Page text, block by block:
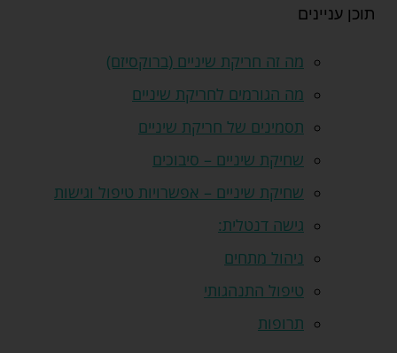
תוכן עניינים
מה זה חריקת שיניים (ברוקסיזם)
מה הגורמים לחריקת שיניים
תסמינים של חריקת שיניים
שחיקת שיניים – סיבוכים
שחיקת שיניים – אפשרויות טיפול וגישות
גישה דנטלית:
ניהול מתחים
טיפול התנהגותי
תרופות